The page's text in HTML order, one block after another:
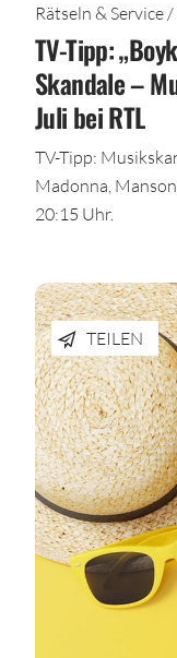
Rätseln & Service
TV-Tipp:
Skandale –
Juli bei RTL
TV-Tipp:
Madonna,
20:15 Uhr.
TEILEN